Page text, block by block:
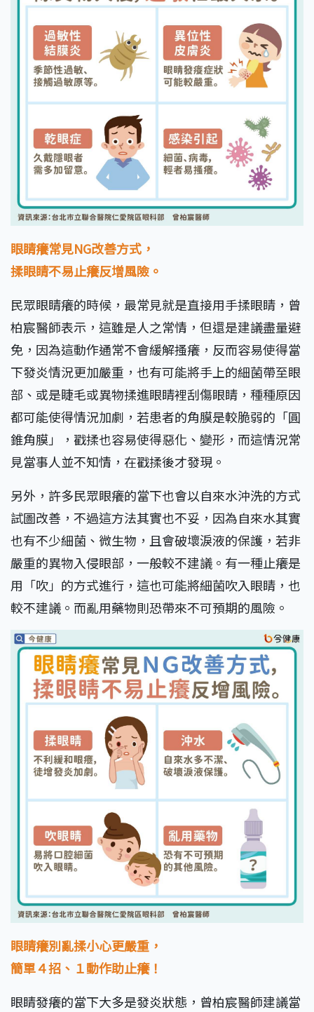
眼睛癢常見NG改善方式，
揉眼睛不易止癢反增風險。
民眾眼睛癢的時候，最常見就是直接用手揉眼睛，曾
柏宸醫師表示，這雖是人之常情，但還是建議盡量避
免，因為這動作通常不會緩解搔癢，反而容易使得當
下發炎情況更加嚴重，也有可能將手上的細菌帶至眼
部、或是睫毛或異物揉進眼睛裡刮傷眼睛，種種原因
都可能使得情況加劇，若患者的角膜是較脆弱的「圓
錐角膜」，戳揉也容易使得惡化、變形，而這情況常
見當事人並不知情，在戳揉後才發現。
另外，許多民眾眼癢的當下也會以自來水沖洗的方式
試圖改善，不過這方法其實也不妥，因為自來水其實
也有不少細菌、微生物，且會破壞淚液的保護，若非
嚴重的異物入侵眼部，一般較不建議。有一種止癢是
用「吹」的方式進行，這也可能將細菌吹入眼睛，也
較不建議。而亂用藥物則恐帶來不可預期的風險。
眼睛癢別亂揉小心更嚴重，
簡單４招、１動作助止癢！
眼睛發癢的當下大多是發炎狀態，曾柏宸醫師建議當